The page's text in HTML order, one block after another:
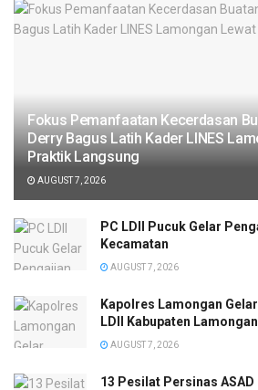
Fokus Pemanfaatan Kecerdasan
Derry Bagus Latih Kader LINES
Praktik Langsung
AUGUST 7, 2026
PC LDII Pucuk Gelar
Kecamatan
AUGUST 7, 2026
Kapolres Lamongan
LDII Kabupaten Lamongan
AUGUST 7, 2026
13 Pesilat Persinas